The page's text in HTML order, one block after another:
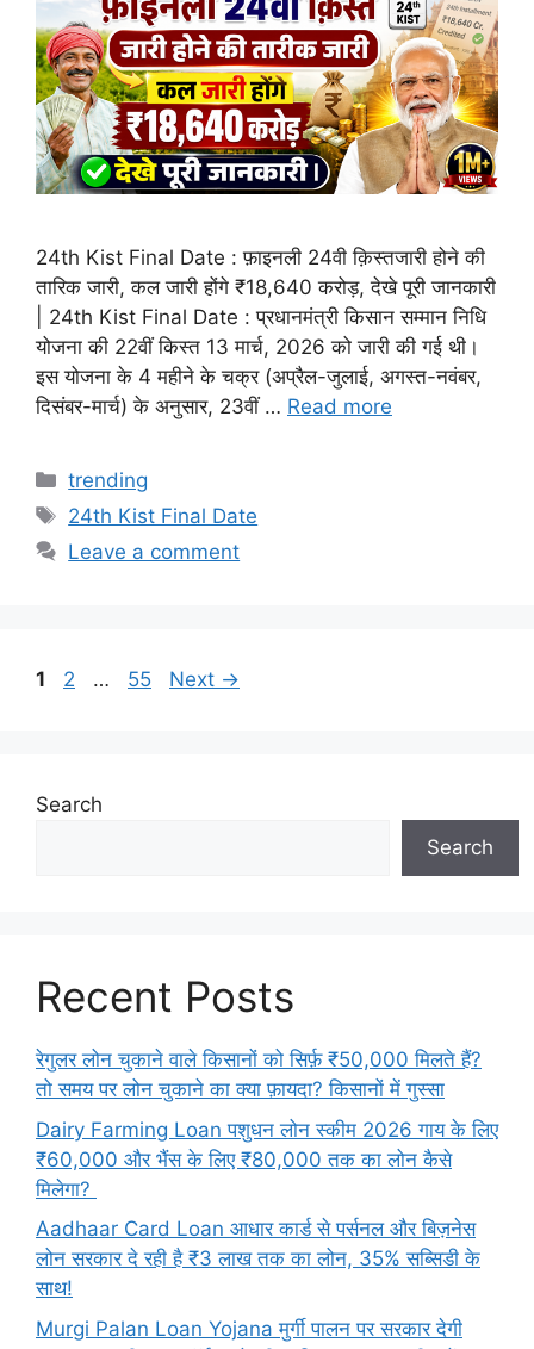
24th Kist Final Date : फ़ाइनली 24वी क़िस्तजारी होने की
तारिक जारी, कल जारी होंगे ₹18,640 करोड़, देखे पूरी जानकारी
| 24th Kist Final Date : प्रधानमंत्री किसान सम्मान निधि
योजना की 22वीं किस्त 13 मार्च, 2026 को जारी की गई थी।
इस योजना के 4 महीने के चक्र (अप्रैल-जुलाई, अगस्त-नवंबर,
दिसंबर-मार्च) के अनुसार, 23वीं … Read more
Categories
trending
Tags
24th Kist Final Date
Leave a comment
Page
1 Page
2 … Page
55 Next →
Search
Search
Recent Posts
रेगुलर लोन चुकाने वाले किसानों को सिर्फ़ ₹50,000 मिलते हैं?
तो समय पर लोन चुकाने का क्या फ़ायदा? किसानों में गुस्सा
Dairy Farming Loan पशुधन लोन स्कीम 2026 गाय के लिए
₹60,000 और भैंस के लिए ₹80,000 तक का लोन कैसे
मिलेगा?
Aadhaar Card Loan आधार कार्ड से पर्सनल और बिज़नेस
लोन सरकार दे रही है ₹3 लाख तक का लोन, 35% सब्सिडी के
साथ!
Murgi Palan Loan Yojana मुर्गी पालन पर सरकार देगी